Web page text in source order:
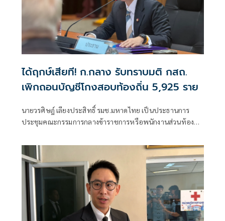
ได้ฤกษ์เสียที! ก.กลาง รับทราบมติ กสถ.
เพิกถอนบัญชีโกงสอบท้องถิ่น 5,925 ราย
นายวรศิษฎ์ เลียงประสิทธิ์ รมช.มหาดไทย เป็นประธานการ
ประชุมคณะกรรมการกลางข้าราชการหรือพนักงานส่วนท้อง
กลางการสอบแข่งขันพนักงานส่วนท้องถิ่น (กสถ.) ที่ให้ยกเลิก
บัญชีผู้สอบแข่งขันพนักงานส่วนท้องถิ่นเดิม และประกาศบัญชี
ใหม่ ปี 68